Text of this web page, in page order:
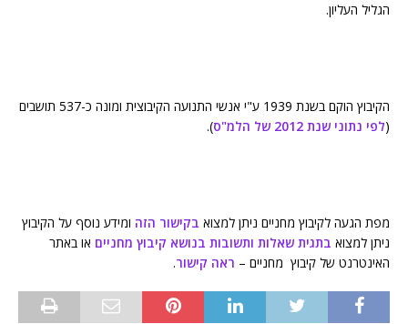
הגליל העליון.
הקיבוץ הוקם בשנת 1939 ע"י אנשי התנועה הקיבוצית ומונה כ-537 תושבים
(לפי נתוני שנת 2012 של הלמ"ס ).
מפת הגעה לקיבוץ מחניים ניתן למצוא בקישור הזה ומידע נוסף על הקיבוץ
ניתן למצוא בתגית שאלות ותשובות בנושא קיבוץ מחניים או באתר
האינטרנט של קיבוץ מחניים – ראה קישור.